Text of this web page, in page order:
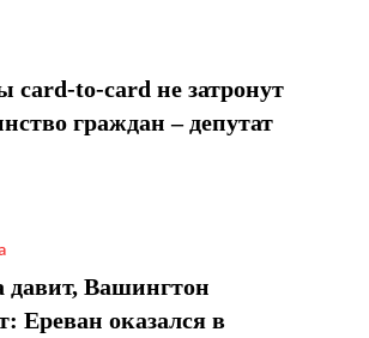
card-to-card не затронут
граждан – депутат
давит, Вашингтон
Ереван оказался в